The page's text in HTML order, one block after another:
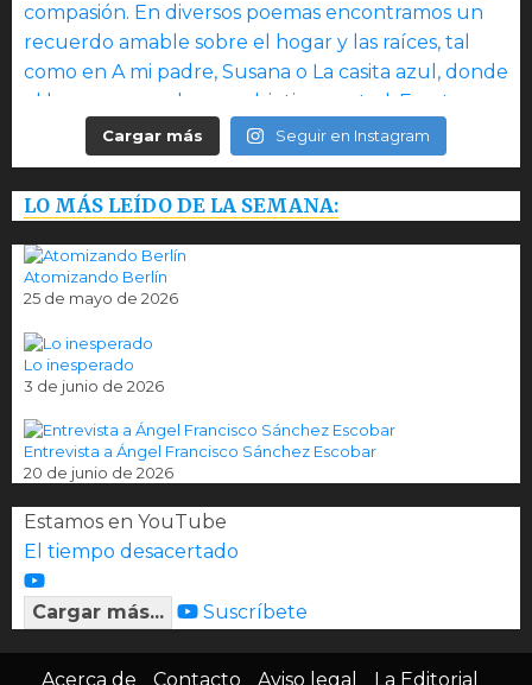
Cargar más Seguir en Instagram
LO MÁS LEÍDO DE LA SEMANA:
Atomizando Berlín
25 de mayo de 2026
Lo inesperado
3 de junio de 2026
Entrevista a Ángel Francisco Sánchez Escobar
20 de junio de 2026
Estamos en YouTube
El tiempo desacertado
Cargar más... Suscríbete
Acerca de Contacto Aviso legal La Editorial